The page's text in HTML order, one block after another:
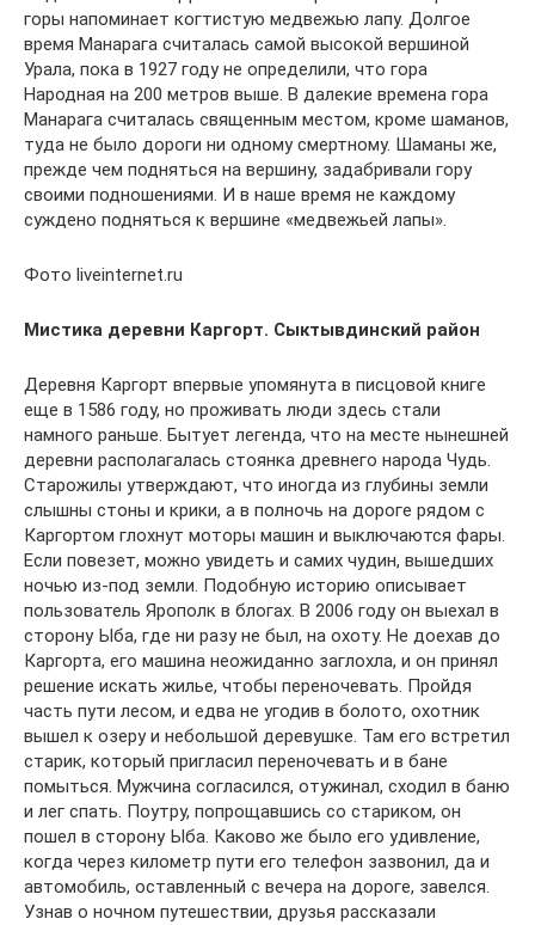
горы напоминает когтистую медвежью лапу. Долгое
время Манарага считалась самой высокой вершиной
Урала, пока в 1927 году не определили, что гора
Народная на 200 метров выше. В далекие времена гора
Манарага считалась священным местом, кроме шаманов,
туда не было дороги ни одному смертному. Шаманы же,
прежде чем подняться на вершину, задабривали гору
своими подношениями. И в наше время не каждому
суждено подняться к вершине «медвежьей лапы».
Фото liveinternet.ru
Мистика деревни Каргорт. Сыктывдинский район
Деревня Каргорт впервые упомянута в писцовой книге
еще в 1586 году, но проживать люди здесь стали
намного раньше. Бытует легенда, что на месте нынешней
деревни располагалась стоянка древнего народа Чудь.
Старожилы утверждают, что иногда из глубины земли
слышны стоны и крики, а в полночь на дороге рядом с
Каргортом глохнут моторы машин и выключаются фары.
Если повезет, можно увидеть и самих чудин, вышедших
ночью из-под земли. Подобную историю описывает
пользователь Ярополк в блогах. В 2006 году он выехал в
сторону Ыба, где ни разу не был, на охоту. Не доехав до
Каргорта, его машина неожиданно заглохла, и он принял
решение искать жилье, чтобы переночевать. Пройдя
часть пути лесом, и едва не угодив в болото, охотник
вышел к озеру и небольшой деревушке. Там его встретил
старик, который пригласил переночевать и в бане
помыться. Мужчина согласился, отужинал, сходил в баню
и лег спать. Поутру, попрощавшись со стариком, он
пошел в сторону Ыба. Каково же было его удивление,
когда через километр пути его телефон зазвонил, да и
автомобиль, оставленный с вечера на дороге, завелся.
Узнав о ночном путешествии, друзья рассказали